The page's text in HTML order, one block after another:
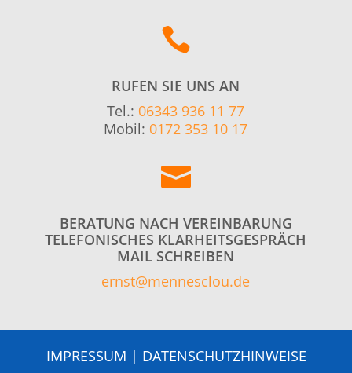

RUFEN SIE UNS AN
Tel.: 06343 936 11 77
Mobil: 0172 353 10 17

BERATUNG NACH VEREINBARUNG
TELEFONISCHES KLARHEITSGESPRÄCH
MAIL SCHREIBEN
ernst@mennesclou.de
IMPRESSUM | DATENSCHUTZHINWEISE